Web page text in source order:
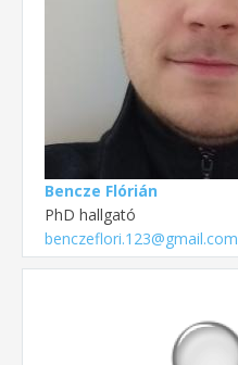
Bencze Flórián
PhD hallgató
benczeflori.123@gmail.com